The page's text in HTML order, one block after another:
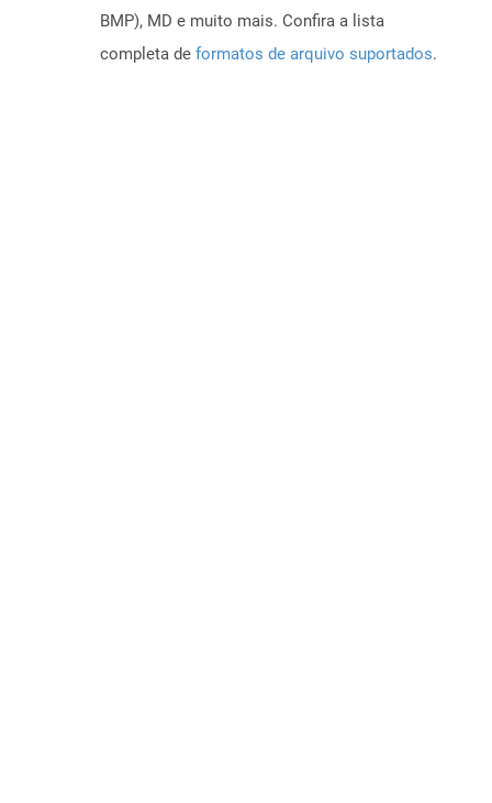
BMP), MD e muito mais. Confira a lista
completa de formatos de arquivo suportados.